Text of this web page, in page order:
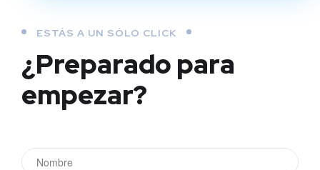
ESTÁS A UN SÓLO CLICK
¿Preparado para
empezar?